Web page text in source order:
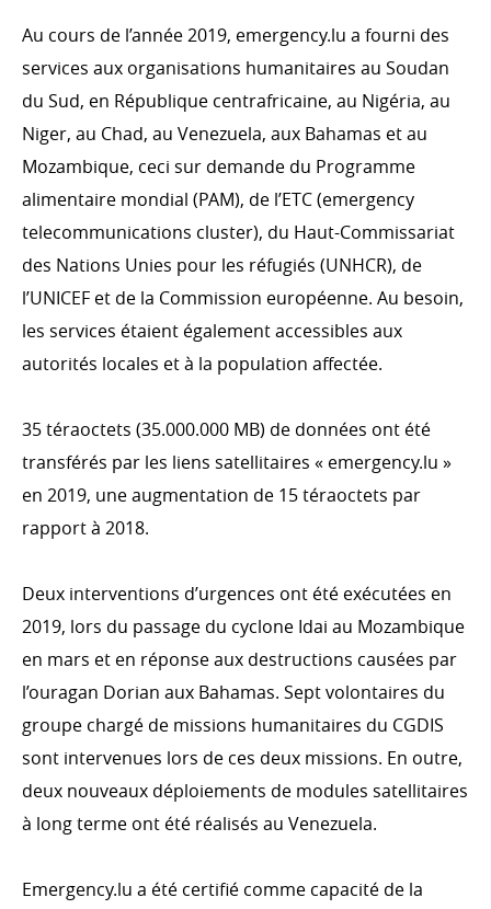
Évolution de l’aide publique au développement en
2019
Ventilation de l'APD par ministère en 2019
Ventilation de l’APD par type de coopération en 2019
Ventilation de l'APD par secteur d'intervention en 2019
Le Fonds de la Coopération au développement en
PARTENAIRES
Coopération bilatérale
Les organisations non gouvernementales
Finance inclusive et secteur privé
ACTION HUMANITAIRE
Intro
L'aide d'urgence
Phase de transition et de réhabilitation
Prévision et résilience
Emergency.lu
Au cours de l’année 2019, emer​gency​.lu a fourni des
services aux organisations humanitaires au Soudan
du Sud, en République centrafricaine, au Nigéria, au
Niger, au Chad, au Venezuela, aux Bahamas et au
Mozambique, ceci sur demande du Programme
alimentaire mondial (PAM), de l’ETC (emergency
telecommunications cluster), du Haut-Commissariat
des Nations Unies pour les réfugiés (UNHCR), de
l’UNICEF et de la Commission européenne. Au besoin,
les services étaient également accessibles aux
autorités locales et à la population affectée.
35 téraoctets (35.000.000 MB) de données ont été
transférés par les liens satellitaires « emer​gency​.lu »
en 2019, une augmentation de 15 téraoctets par
rapport à 2018.
Deux interventions d’urgences ont été exécutées en
2019, lors du passage du cyclone Idai au Mozambique
en mars et en réponse aux destructions causées par
l’ouragan Dorian aux Bahamas. Sept volontaires du
groupe chargé de missions humanitaires du CGDIS
sont intervenues lors de ces deux missions. En outre,
deux nouveaux déploiements de modules satellitaires
à long terme ont été réalisés au Venezuela.
Emer​gency​.lu a été certifié comme capacité de la